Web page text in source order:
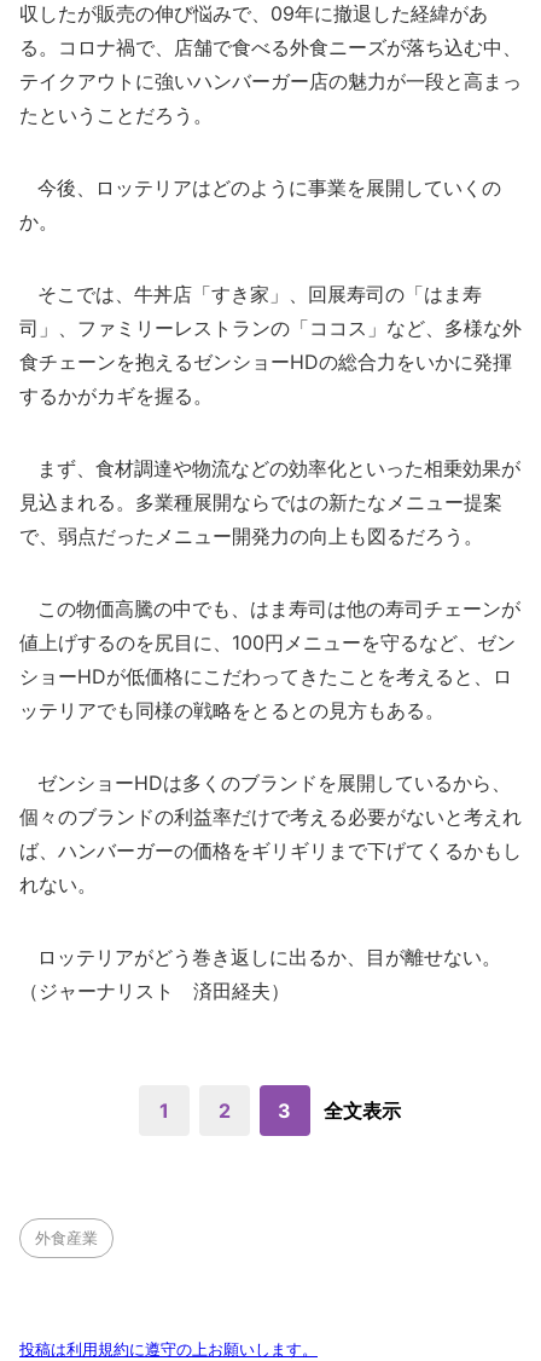
収したが販売の伸び悩みで、09年に撤退した経緯があ
る。コロナ禍で、店舗で食べる外食ニーズが落ち込む中、
テイクアウトに強いハンバーガー店の魅力が一段と高まっ
たということだろう。
今後、ロッテリアはどのように事業を展開していくの
か。
そこでは、牛丼店「すき家」、回展寿司の「はま寿
司」、ファミリーレストランの「ココス」など、多様な外
食チェーンを抱えるゼンショーHDの総合力をいかに発揮
するかがカギを握る。
まず、食材調達や物流などの効率化といった相乗効果が
見込まれる。多業種展開ならではの新たなメニュー提案
で、弱点だったメニュー開発力の向上も図るだろう。
この物価高騰の中でも、はま寿司は他の寿司チェーンが
値上げするのを尻目に、100円メニューを守るなど、ゼン
ショーHDが低価格にこだわってきたことを考えると、ロ
ッテリアでも同様の戦略をとるとの見方もある。
ゼンショーHDは多くのブランドを展開しているから、
個々のブランドの利益率だけで考える必要がないと考えれ
ば、ハンバーガーの価格をギリギリまで下げてくるかもし
れない。
ロッテリアがどう巻き返しに出るか、目が離せない。
（ジャーナリスト 済田経夫）
1 2 3 全文表示
外食産業